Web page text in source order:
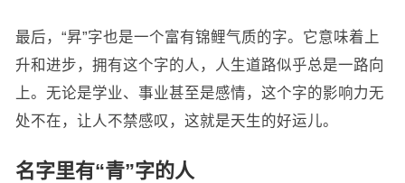
最后，“昇”字也是一个富有锦鲤气质的字。它意味着上
升和进步，拥有这个字的人，人生道路似乎总是一路向
上。无论是学业、事业甚至是感情，这个字的影响力无
处不在，让人不禁感叹，这就是天生的好运儿。
名字里有“青”字的人